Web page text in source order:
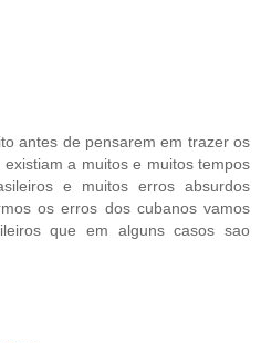
antes de pensarem em trazer os
a muitos e muitos tempos
e muitos erros absurdos
os erros dos cubanos vamos
que em alguns casos sao